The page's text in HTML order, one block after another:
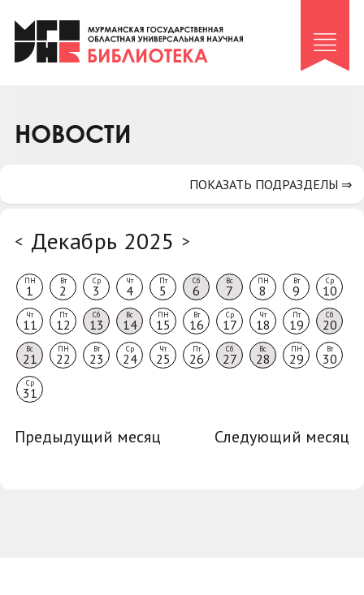
Клуб «Гиря и сельдерей»
Клуб «Семейный архив»
Коллегам
НОВОСТИ
< Декабрь 2025 >
ПН
1
Вт
2
Ср
3
Чт
4
Пт
5
Сб
6
Вс
7
ПН
8
Вт
9
Ср
10
Чт
11
Пт
12
Сб
13
Вс
14
ПН
15
Вт
16
Ср
17
Чт
18
Пт
19
Сб
20
Вс
21
ПН
22
Вт
23
Ср
24
Чт
25
Пт
26
Сб
27
Вс
28
ПН
29
Вт
30
Ср
31
Предыдущий месяц Следующий месяц
ПОКАЗАТЬ ПОДРАЗДЕЛЫ ⇒